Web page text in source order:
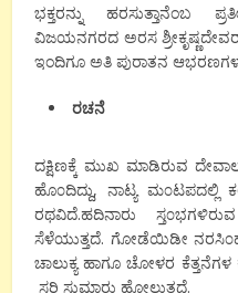
ಭಕ್ತರನ್ನು ಹರಸುತ್ತಾನೆಂಬ
ವಿಜಯನಗರದ ಅರಸ
ಇಂದಿಗೂ ಅತಿ ಪುರಾತನ
ರಚನೆ
ದಕ್ಷಿಣಕ್ಕೆ ಮುಖ ಮಾಡಿರುವ
ಹೊ೦ದಿದ್ದು, ನಾಟ್ಯ ಮ೦ಟಪದಲ್ಲಿ
ರಥವಿದೆ.ಹದಿನಾರು
ಸೆಳೆಯುತ್ತದೆ. ಗೋಡೆಯಿಡೀ
ಚಾಲುಕ್ಯ ಹಾಗೂ ಚೋಳರ
ಸರಿ ಸುಮಾರು ಹೋಲುತ್ತದೆ.